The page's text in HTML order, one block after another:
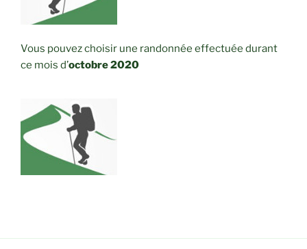
Vous pouvez choisir une randonnée effectuée durant
ce mois d’octobre2020